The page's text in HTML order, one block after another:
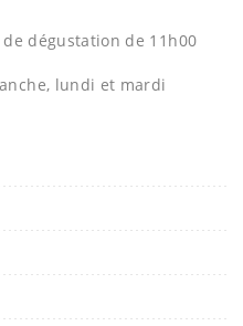
dégustation de 11h00
lundi et mardi